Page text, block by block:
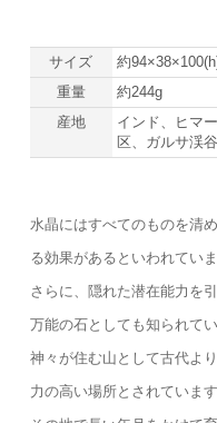
サイズ
約
重量
約244g
産地
インド、ヒマ
区、ガルサ渓
水晶にはすべてのものを清
る効果があるといわれていま
さらに、隠れた潜在能力を
万能の石としても知られてい
神々が住む山として古代よ
力の高い場所とされています